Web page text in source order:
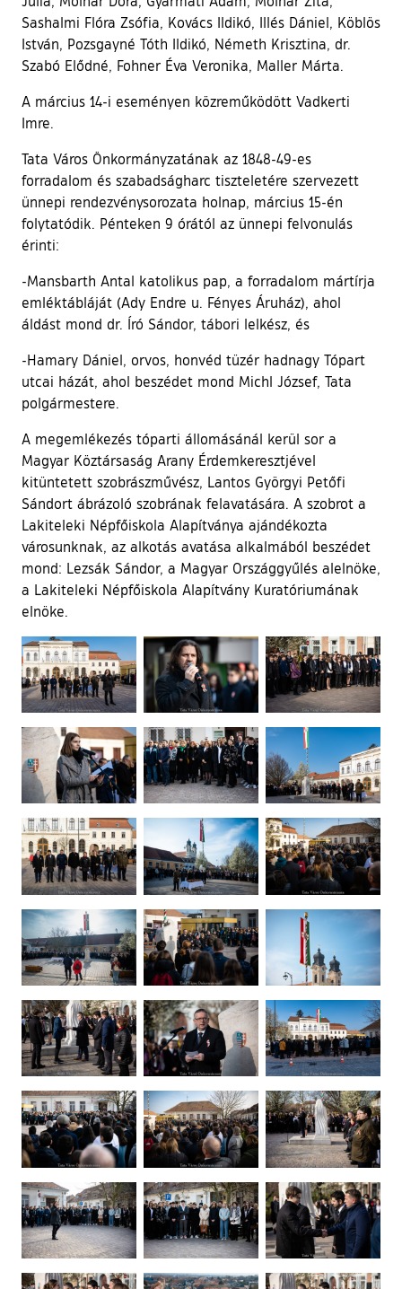
Sashalmi Flóra Zsófia, Kovács Ildikó, Illés Dániel, Köblös
István, Pozsgayné Tóth Ildikó, Németh Krisztina, dr.
Szabó Elődné, Fohner Éva Veronika, Maller Márta.
A március 14-i eseményen közreműködött Vadkerti
Imre.
Tata Város Önkormányzatának az 1848-49-es
forradalom és szabadságharc tiszteletére szervezett
ünnepi rendezvénysorozata holnap, március 15-én
folytatódik. Pénteken 9 órától az ünnepi felvonulás
érinti:
-Mansbarth Antal katolikus pap, a forradalom mártírja
emléktábláját (Ady Endre u. Fényes Áruház), ahol
áldást mond dr. Író Sándor, tábori lelkész, és
-Hamary Dániel, orvos, honvéd tüzér hadnagy Tópart
utcai házát, ahol beszédet mond Michl József, Tata
polgármestere.
A megemlékezés tóparti állomásánál kerül sor a
Magyar Köztársaság Arany Érdemkeresztjével
kitüntetett szobrászművész, Lantos Györgyi Petőfi
Sándort ábrázoló szobrának felavatására. A szobrot a
Lakiteleki Népfőiskola Alapítványa ajándékozta
városunknak, az alkotás avatása alkalmából beszédet
mond: Lezsák Sándor, a Magyar Országgyűlés alelnöke,
a Lakiteleki Népfőiskola Alapítvány Kuratóriumának
elnöke.
Ugrás a galéria utánra